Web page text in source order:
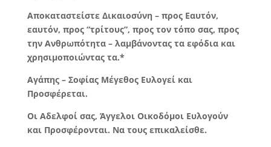
Αποκαταστείστε Δικαιοσύνη – προς Εαυτόν,
εαυτόν, προς “τρίτους”, προς τον τόπο σας, προς
την Ανθρωπότητα – λαμβάνοντας τα εφόδια και
χρησιμοποιώντας τα.*
Αγάπης – Σοφίας Μέγεθος Ευλογεί και
Προσφέρεται.
Οι Αδελφοί σας, Άγγελοι Οικοδόμοι Ευλογούν
και Προσφέρονται. Να τους επικαλείσθε.